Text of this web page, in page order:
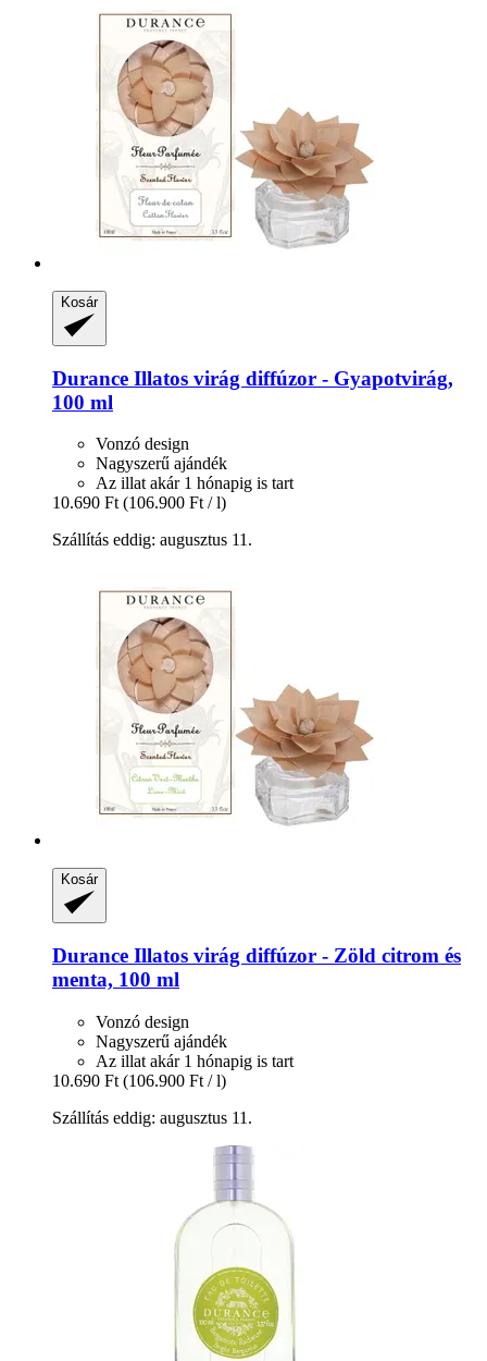
Kosár
Durance Illatos virág diffúzor -​ Gyapotvirág,
100 ml
Vonzó design
Nagyszerű ajándék
Az illat akár 1 hónapig is tart
10.690 Ft (106.900 Ft / l)
Szállítás eddig: augusztus 11.
Kosár
Durance Illatos virág diffúzor -​ Zöld citrom és
menta, 100 ml
Vonzó design
Nagyszerű ajándék
Az illat akár 1 hónapig is tart
10.690 Ft (106.900 Ft / l)
Szállítás eddig: augusztus 11.